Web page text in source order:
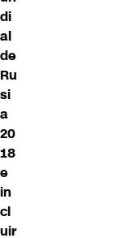
di
al
de
Ru
si
a
20
18
e
in
cl
uir